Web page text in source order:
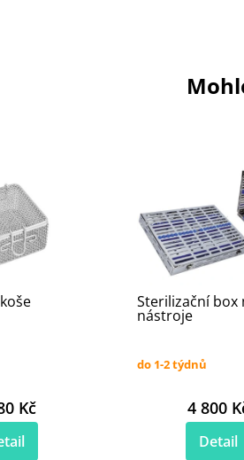
Kč
Sterilizační box
nástroje
do 1-2 týdnů
4 800
Detail